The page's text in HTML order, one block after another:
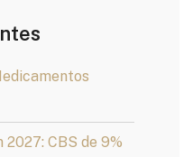
CBS de 9%